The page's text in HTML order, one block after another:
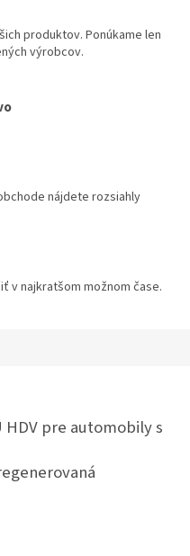
produktov. Ponúkame len
výrobcov.
nájdete rozsiahly
v najkratšom možnom čase.
HDV pre automobily s